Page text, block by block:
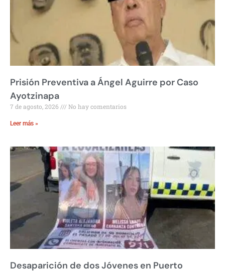
Prisión Preventiva a Ángel Aguirre por Caso
Ayotzinapa
7 de agosto, 2026 No hay comentarios
Leer más »
Desaparición de dos Jóvenes en Puerto